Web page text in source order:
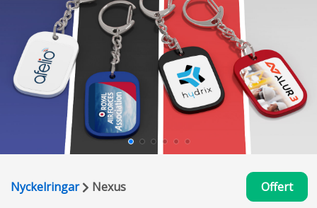
Nyckelringar Nexus Offert